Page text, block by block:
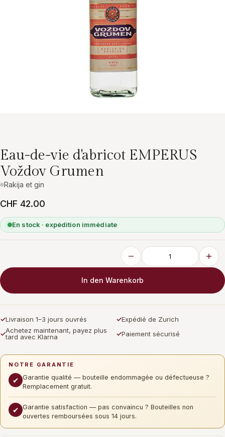
Eau-de-vie d'abricot EMPERUS
Voždov Grumen
Rakija et gin
CHF 42.00
En stock · expédition immédiate
In den Warenkorb
✓Livraison 1–3 jours ouvrés ✓Expédié de Zurich
✓Achetez maintenant, payez plus
tard avec Klarna
✓Paiement sécurisé
NOTRE GARANTIE
✔ Garantie qualité — bouteille endommagée ou défectueuse ?
Remplacement gratuit.
✔ Garantie satisfaction — pas convaincu ? Bouteilles non
ouvertes remboursées sous 14 jours.